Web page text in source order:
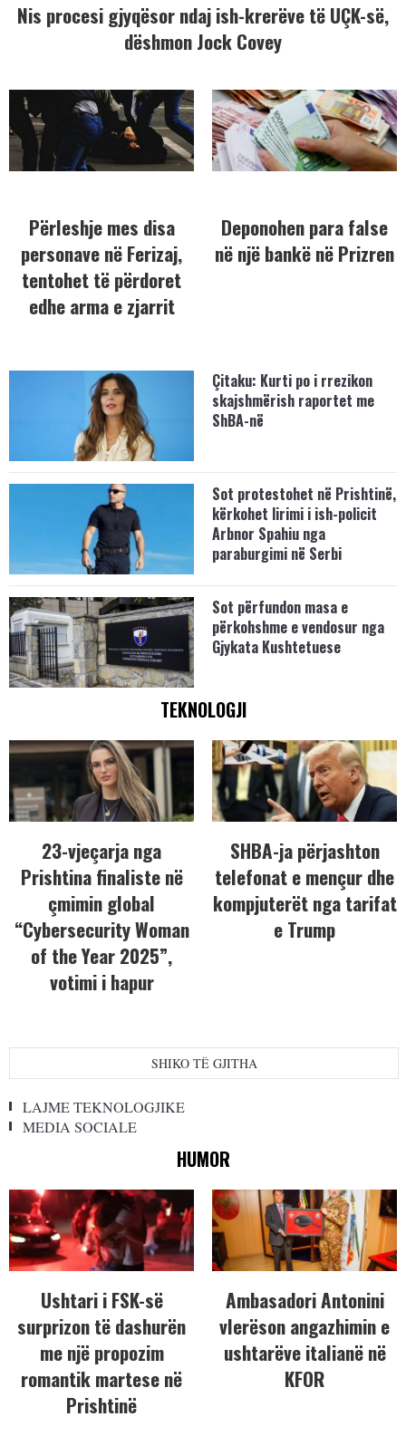
Nis procesi gjyqësor ndaj ish-krerëve të UÇK-së,
dëshmon Jock Covey
Përleshje mes disa
personave në Ferizaj,
tentohet të përdoret
edhe arma e zjarrit
Deponohen para false
në një bankë në Prizren
Çitaku: Kurti po i rrezikon
skajshmërish raportet me
ShBA-në
Sot protestohet në Prishtinë,
kërkohet lirimi i ish-policit
Arbnor Spahiu nga
paraburgimi në Serbi
Sot përfundon masa e
përkohshme e vendosur nga
Gjykata Kushtetuese
TEKNOLOGJI
23-vjeçarja nga
Prishtina finaliste në
çmimin global
“Cybersecurity Woman
of the Year 2025”,
votimi i hapur
SHBA-ja përjashton
telefonat e mençur dhe
kompjuterët nga tarifat
e Trump
SHIKO TË GJITHA
LAJME TEKNOLOGJIKE
MEDIA SOCIALE
HUMOR
Ushtari i FSK-së
surprizon të dashurën
me një propozim
romantik martese në
Prishtinë
Ambasadori Antonini
vlerëson angazhimin e
ushtarëve italianë në
KFOR